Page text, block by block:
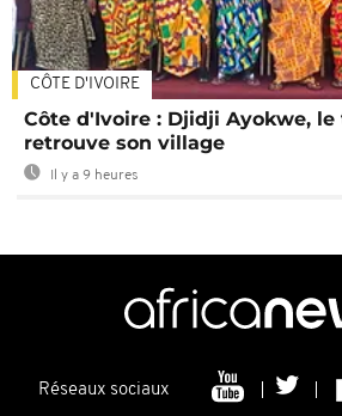
CÔTE D'IVOIRE
Côte d'Ivoire : Djidji Ayokwe,
retrouve son village
Il y a 9 heures
Réseaux sociaux